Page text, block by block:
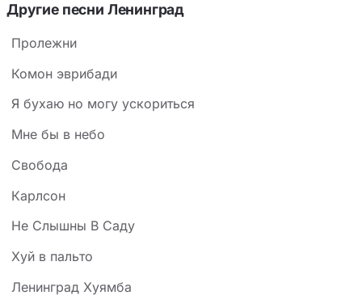
Другие песни Ленинград
Пролежни
Комон эврибади
Я бухаю но могу ускориться
Мне бы в небо
Свобода
Карлсон
Не Слышны В Саду
Хуй в пальто
Ленинград Хуямба